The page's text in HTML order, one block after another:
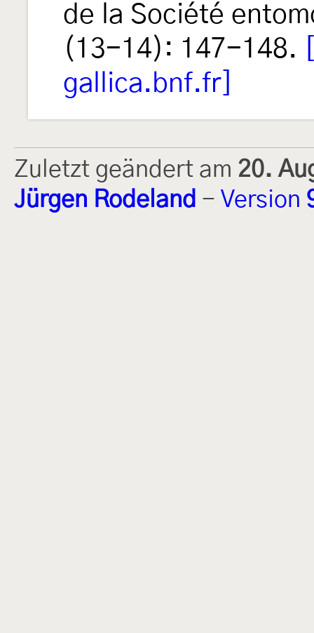
de la Société
(13-14): 147-148.
gallica.bnf.fr]
Zuletzt geändert am 20.
Jürgen Rodeland - Version